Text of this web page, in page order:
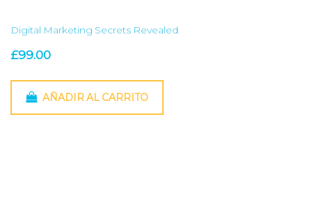
Digital Marketing Secrets Revealed
£99.00
AÑADIR AL CARRITO